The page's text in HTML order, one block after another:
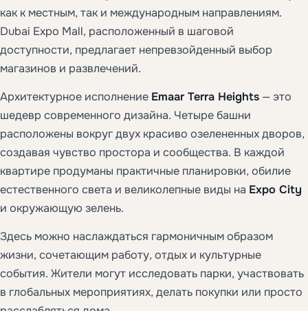
как к местным, так и международным направлениям.
Dubai Expo Mall, расположенный в шаговой
доступности, предлагает непревзойденный выбор
магазинов и развлечений.
Архитектурное исполнение Emaar Terra Heights — это
шедевр современного дизайна. Четыре башни
расположены вокруг двух красиво озелененных дворов,
создавая чувство простора и сообщества. В каждой
квартире продуманы практичные планировки, обилие
естественного света и великолепные виды на Expo City
и окружающую зелень.
Здесь можно наслаждаться гармоничным образом
жизни, сочетающим работу, отдых и культурные
события. Жители могут исследовать парки, участвовать
в глобальных мероприятиях, делать покупки или просто